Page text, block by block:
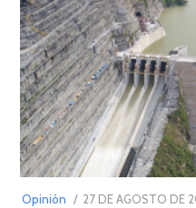
Opinión
POSTED
27 DE AGOSTO DE